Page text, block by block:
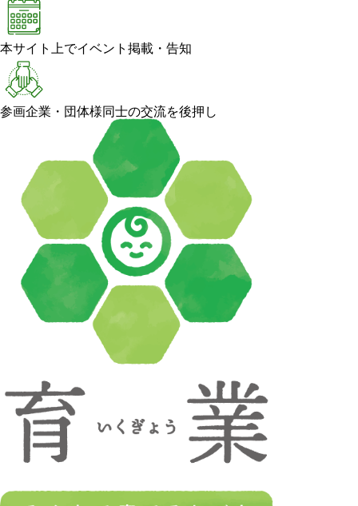
本サイト上でイベント掲載・告知
参画企業・団体様同士の交流を後押し